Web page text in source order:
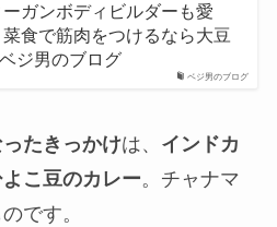
ベジ男のブログ
ーガンボディビルダーも愛
菜食で筋肉をつけるなら大豆
ジ男のブログ
たきっかけは、 インドカ
こ豆のカレー。チャナマ
です。